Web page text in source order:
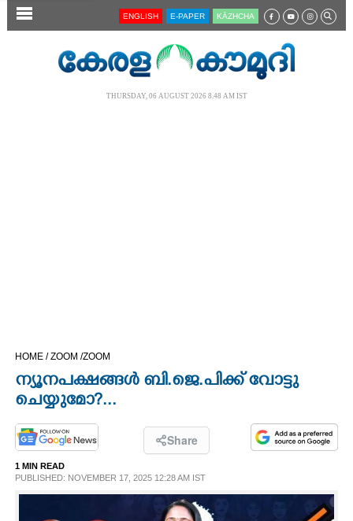
SECTIONS
OPINION
ENGLISH E-PAPER KĀZHCHA
THURSDAY, 06 AUGUST 2026 8.48 AM IST
HOME /ZOOM /ZOOM
ന്യൂനപക്ഷങ്ങൾ ബി.ജെ.പിക്ക് വോട്ടു
ചെയ്യുമോ?...
Share
1 MIN READ
PUBLISHED: NOVEMBER 17, 2025 12:28 AM IST